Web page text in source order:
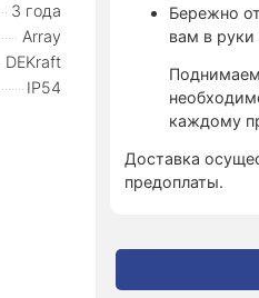
Бережно
вам в руки
каждому
Доставка
предоплаты.
3 года
Array
DEKraft
IP54